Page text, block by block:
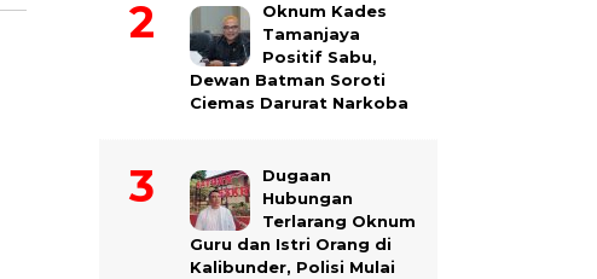
Oknum Kades
Tamanjaya
Positif Sabu,
Dewan Batman Soroti
Ciemas Darurat Narkoba
Dugaan
Hubungan
Terlarang Oknum
Guru dan Istri Orang di
Kalibunder, Polisi Mulai